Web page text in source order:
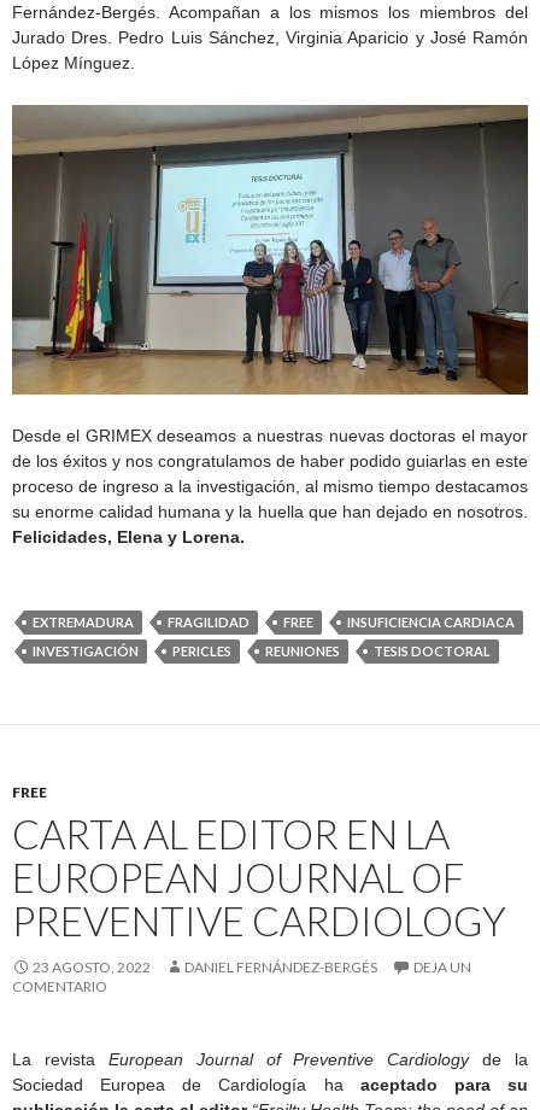
Fernández-Bergés. Acompañan a los mismos los miembros del
Jurado Dres. Pedro Luis Sánchez, Virginia Aparicio y José Ramón
López Mínguez.
Desde el GRIMEX deseamos a nuestras nuevas doctoras el mayor
de los éxitos y nos congratulamos de haber podido guiarlas en este
proceso de ingreso a la investigación, al mismo tiempo destacamos
su enorme calidad humana y la huella que han dejado en nosotros.
Felicidades, Elena y Lorena.
EXTREMADURA FRAGILIDAD FREE
INSUFICIENCIA CARDIACA
INVESTIGACIÓN
PERICLES REUNIONES TESIS DOCTORAL
FREE
CARTA AL EDITOR EN LA
EUROPEAN JOURNAL OF
PREVENTIVE CARDIOLOGY
23 AGOSTO, 2022 DANIEL FERNÁNDEZ-BERGÉS
DEJA UN
COMENTARIO
La revista European Journal of Preventive Cardiologyde la
Sociedad Europea de Cardiología ha aceptado para su